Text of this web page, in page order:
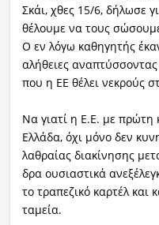
Σκάι, χθες 15/6, δήλωσε
θέλουμε να τους
Ο εν λόγω καθηγητής
αλήθειες
που η ΕΕ θέλει νεκρούς
Να γιατί η Ε.Ε. με πρώτη
Ελλάδα, όχι μόνο δεν
λαθραίας διακίνησης
δρα ουσιαστικά
το τραπεζικό καρτέλ και
ταμεία.